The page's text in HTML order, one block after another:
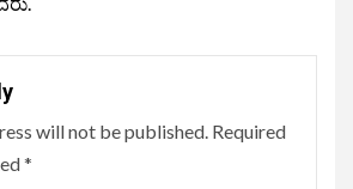
will not be published. Required
*